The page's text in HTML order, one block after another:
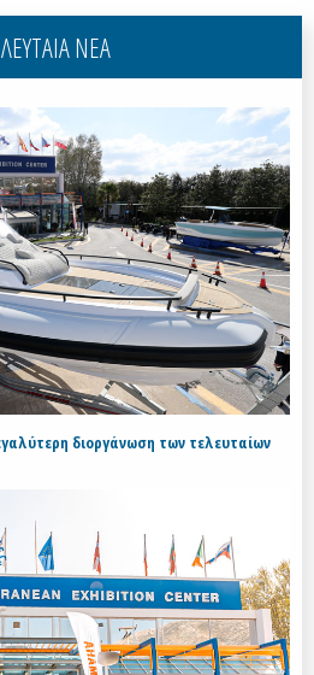
ΝΕΑ
διοργάνωση των τελευταίων